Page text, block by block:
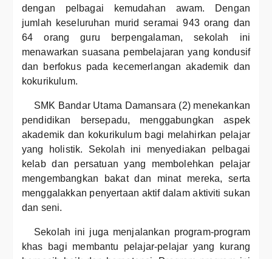
dengan pelbagai kemudahan awam. Dengan
jumlah keseluruhan murid seramai 943 orang dan
64 orang guru berpengalaman, sekolah ini
menawarkan suasana pembelajaran yang kondusif
dan berfokus pada kecemerlangan akademik dan
kokurikulum.
SMK Bandar Utama Damansara (2) menekankan
pendidikan bersepadu, menggabungkan aspek
akademik dan kokurikulum bagi melahirkan pelajar
yang holistik. Sekolah ini menyediakan pelbagai
kelab dan persatuan yang membolehkan pelajar
mengembangkan bakat dan minat mereka, serta
menggalakkan penyertaan aktif dalam aktiviti sukan
dan seni.
Sekolah ini juga menjalankan program-program
khas bagi membantu pelajar-pelajar yang kurang